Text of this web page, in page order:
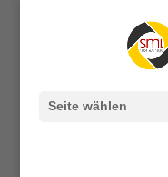
Seite wählen